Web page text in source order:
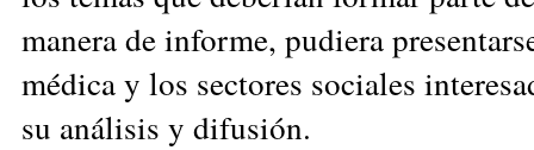
manera de informe, pudiera
médica y los sectores sociales
su análisis y difusión.